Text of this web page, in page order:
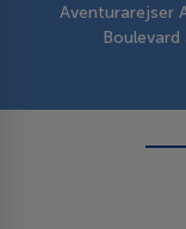
Aventurarejser